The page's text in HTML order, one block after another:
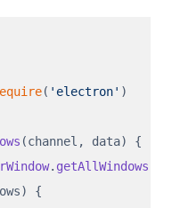
( 'electron' )
(channel, data) {
. getAllWindows
{